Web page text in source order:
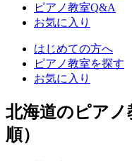
ピアノ教室Q&A
お気に入り
はじめての方へ
ピアノ教室を探す
お気に入り
北海道のピアノ
順）